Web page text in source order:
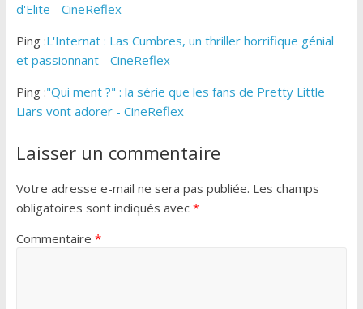
d'Elite - CineReflex
Ping :L'Internat : Las Cumbres, un thriller horrifique génial
et passionnant - CineReflex
Ping :"Qui ment ?" : la série que les fans de Pretty Little
Liars vont adorer - CineReflex
Laisser un commentaire
Votre adresse e-mail ne sera pas publiée. Les champs
obligatoires sont indiqués avec *
Commentaire *